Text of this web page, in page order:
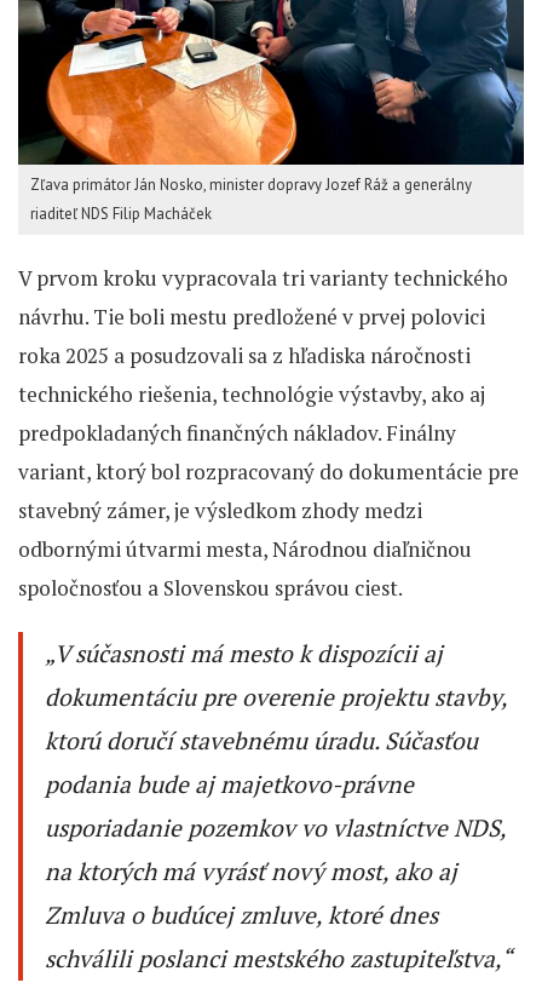
Zľava primátor Ján Nosko, minister dopravy Jozef Ráž a generálny
riaditeľ NDS Filip Macháček
V prvom kroku vypracovala tri varianty technického
návrhu. Tie boli mestu predložené v prvej polovici
roka 2025 a posudzovali sa z hľadiska náročnosti
technického riešenia, technológie výstavby, ako aj
predpokladaných finančných nákladov. Finálny
variant, ktorý bol rozpracovaný do dokumentácie pre
stavebný zámer, je výsledkom zhody medzi
odbornými útvarmi mesta, Národnou diaľničnou
spoločnosťou a Slovenskou správou ciest.
„V súčasnosti má mesto k dispozícii aj
dokumentáciu pre overenie projektu stavby,
ktorú doručí stavebnému úradu. Súčasťou
podania bude aj majetkovo-právne
usporiadanie pozemkov vo vlastníctve NDS,
na ktorých má vyrásť nový most, ako aj
Zmluva o budúcej zmluve, ktoré dnes
schválili poslanci mestského zastupiteľstva,“